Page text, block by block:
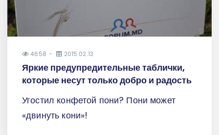
4658 2015.02.13
Яркие предупредительные таблички,
которые несут только добро и радость
Угостил конфетой пони? Пони может
«двинуть кони»!